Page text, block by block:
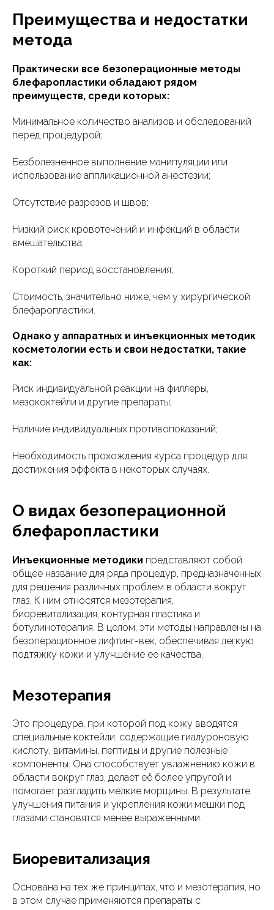
Преимущества и недостатки
метода
Практически все безоперационные методы
блефаропластики обладают рядом
преимуществ, среди которых:
Минимальное количество анализов и обследований
перед процедурой;
Безболезненное выполнение манипуляции или
использование аппликационной анестезии;
Отсутствие разрезов и швов;
Низкий риск кровотечений и инфекций в области
вмешательства;
Короткий период восстановления;
Стоимость, значительно ниже, чем у хирургической
блефаропластики.
Однако у аппаратных и инъекционных методик
косметологии есть и свои недостатки, такие
как:
Риск индивидуальной реакции на филлеры,
мезококтейли и другие препараты;
Наличие индивидуальных противопоказаний;
Необходимость прохождения курса процедур для
достижения эффекта в некоторых случаях.
О видах безоперационной
блефаропластики
Инъекционные методики представляют собой
общее название для ряда процедур, предназначенных
для решения различных проблем в области вокруг
глаз. К ним относятся мезотерапия,
биоревитализация, контурная пластика и
ботулинотерапия. В целом, эти методы направлены на
безоперационное лифтинг-век, обеспечивая легкую
подтяжку кожи и улучшение ее качества.
Мезотерапия
Это процедура, при которой под кожу вводятся
специальные коктейли, содержащие гиалуроновую
кислоту, витамины, пептиды и другие полезные
компоненты. Она способствует увлажнению кожи в
области вокруг глаз, делает её более упругой и
помогает разгладить мелкие морщины. В результате
улучшения питания и укрепления кожи мешки под
глазами становятся менее выраженными.
Биоревитализация
Основана на тех же принципах, что и мезотерапия, но
в этом случае применяются препараты с